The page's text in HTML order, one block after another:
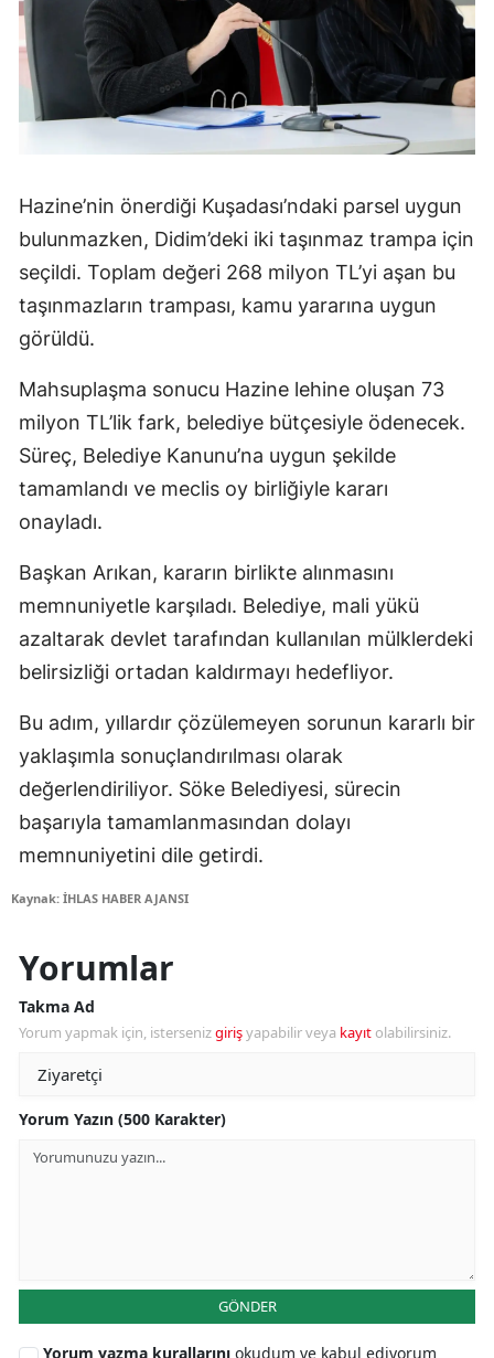
Hazine’nin önerdiği Kuşadası’ndaki parsel uygun
bulunmazken, Didim’deki iki taşınmaz trampa için
seçildi. Toplam değeri 268 milyon TL’yi aşan bu
taşınmazların trampası, kamu yararına uygun
görüldü.
Mahsuplaşma sonucu Hazine lehine oluşan 73
milyon TL’lik fark, belediye bütçesiyle ödenecek.
Süreç, Belediye Kanunu’na uygun şekilde
tamamlandı ve meclis oy birliğiyle kararı
onayladı.
Başkan Arıkan, kararın birlikte alınmasını
memnuniyetle karşıladı. Belediye, mali yükü
azaltarak devlet tarafından kullanılan mülklerdeki
belirsizliği ortadan kaldırmayı hedefliyor.
Bu adım, yıllardır çözülemeyen sorunun kararlı bir
yaklaşımla sonuçlandırılması olarak
değerlendiriliyor. Söke Belediyesi, sürecin
başarıyla tamamlanmasından dolayı
memnuniyetini dile getirdi.
Kaynak: İHLAS HABER AJANSI
Yorumlar
Takma Ad
Yorum yapmak için, istersenizgirişyapabilir veya kayıt olabilirsiniz.
Yorum Yazın (500 Karakter)
GÖNDER
Yorum yazma kurallarını okudum ve kabul ediyorum